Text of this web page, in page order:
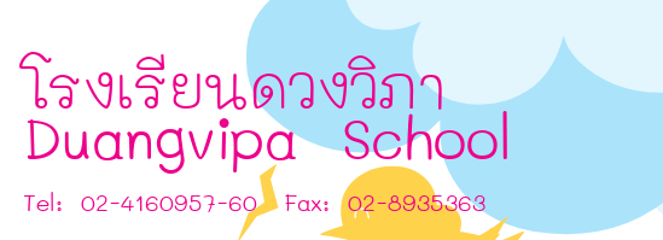
โรงเรียนดวงวิภา
Duangvipa School
Tel: 02-4160957-60 Fax: 02-8935363
D